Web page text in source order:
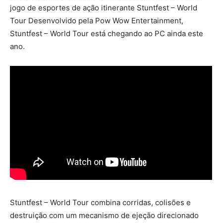
jogo de esportes de ação itinerante Stuntfest – World
Tour Desenvolvido pela Pow Wow Entertainment,
Stuntfest – World Tour está chegando ao PC ainda este
ano.
Stuntfest – World Tour combina corridas, colisões e
destruição com um mecanismo de ejeção direcionado